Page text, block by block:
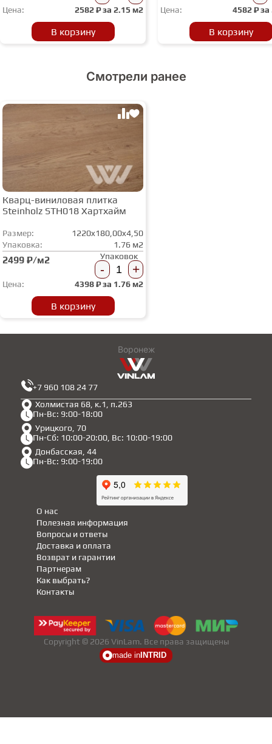
Цена: 2582₽ за 2.15 м2
В корзину
Цена: 4582₽ за
В корзину
Смотрели ранее
Кварц-виниловая плитка
Steinholz STH018 Хартхайм
Размер:
1220x180,00x4,50
Упаковка:
1.76 м2
2499 ₽/м2 Упаковок
- +
Цена: 4398₽ за 1.76 м2
В корзину
Воронеж
Холмистая 68, к.1, п.263
Пн-Вс: 9:00-18:00
Урицкого, 70
Пн-Сб: 10:00-20:00, Вс: 10:00-19:00
Донбасская, 44
Пн-Вс: 9:00-19:00
+7 960 108 24 77
Полезная информация
Партнерам
Вопросы и ответы
Доставка и оплата
Возврат и гарантии
Как выбрать?
О нас
Контакты
Copyright © 2026 VinLam. Все права защищены
made in INTRID